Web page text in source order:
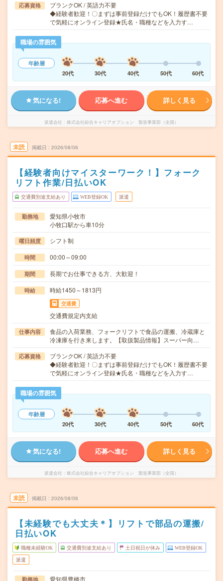
応募資格
ブランクOK / 英語力不要
◆経験者歓迎！〇まずは事前登録だけでもOK！履歴書不要
で気軽にオンライン登録★氏名・職種などを入力す…
職場の雰囲気
年齢層
20代
30代 40代 50代 60代
気になる! 応募へ進む 詳しく見る
派遣会社 株式会社綜合キャリアオプション 製造事業部（全国）
未読 掲載日 2026/08/06
【経験者向けマイスターワーク！】フォーク
リフト作業/日払いOK
交通費別途支給あり WEB登録OK 派遣
勤務地
愛知県小牧市
小牧口駅から車10分
曜日頻度 シフト制
時間 00:00～09:00
期間 長期でお仕事できる方、大歓迎！
時給 時給1450～1813円
交通費
交通費規定内支給
仕事内容
食品の入荷業務、フォークリフトで食品の運搬、冷蔵庫と
冷凍庫を行き来します。【取扱製品情報】スーパー向…
応募資格
ブランクOK / 英語力不要
◆経験者歓迎！〇まずは事前登録だけでもOK！履歴書不要
で気軽にオンライン登録★氏名・職種などを入力す…
職場の雰囲気
年齢層
20代
30代 40代 50代 60代
気になる! 応募へ進む 詳しく見る
派遣会社 株式会社綜合キャリアオプション 製造事業部（全国）
未読 掲載日 2026/08/06
【未経験でも大丈夫＊】リフトで部品の運搬/
日払いOK
職種未経験OK 交通費別途支給あり 土日祝日が休み WEB登録OK
派遣
勤務地 愛知県豊橋市